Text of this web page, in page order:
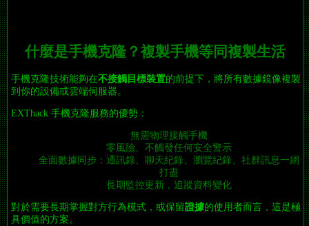
什麼是手機克隆？複製手機等同複製生活
手機克隆技術能夠在不接觸目標裝置的前提下，將所有數據鏡像複製
到你的設備或雲端伺服器。
EXThack 手機克隆服務的優勢：
無需物理接觸手機
零風險、不觸發任何安全警示
全面數據同步：通訊錄、聊天紀錄、瀏覽紀錄、社群訊息一網
打盡
長期監控更新，追蹤資料變化
對於需要長期掌握對方行為模式，或保留證據的使用者而言，這是極
具價值的方案。